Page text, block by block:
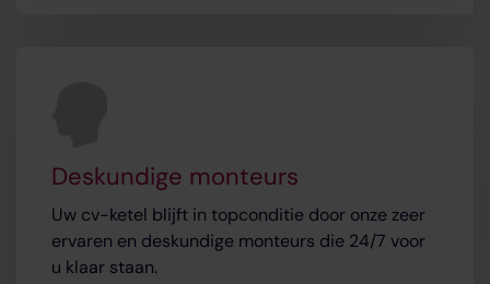
Deskundige monteurs
Uw cv-ketel blijft in topconditie door onze zeer
ervaren en deskundige monteurs die 24/7 voor
u klaar staan.